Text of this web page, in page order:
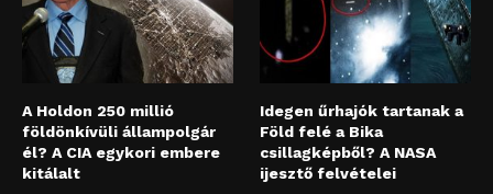
A Holdon 250 millió
földönkívüli állampolgár
él? A CIA egykori embere
kitálalt
Idegen űrhajók tartanak a
Föld felé a Bika
csillagképből? A NASA
ijesztő felvételei